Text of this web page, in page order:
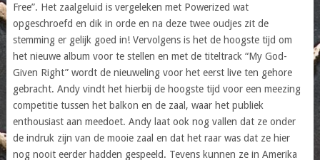
Free”. Het zaalgeluid is vergeleken met Powerized wat
opgeschroefd en dik in orde en na deze twee oudjes zit de
stemming er gelijk goed in! Vervolgens is het de hoogste tijd om
het nieuwe album voor te stellen en met de titeltrack “My God-
Given Right” wordt de nieuweling voor het eerst live ten gehore
gebracht. Andy vindt het hierbij de hoogste tijd voor een meezing
competitie tussen het balkon en de zaal, waar het publiek
enthousiast aan meedoet. Andy laat ook nog vallen dat ze onder
de indruk zijn van de mooie zaal en dat het raar was dat ze hier
nog nooit eerder hadden gespeeld. Tevens kunnen ze in Amerika